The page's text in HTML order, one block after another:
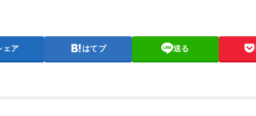
ェア はてブ 送る